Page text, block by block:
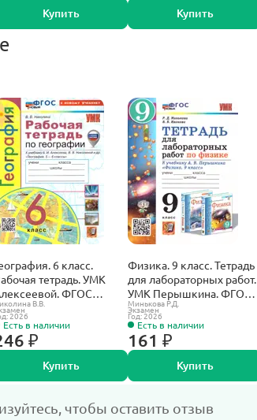
Купить Купить
6 класс.
тетрадь. УМК
ФГОС
(к новому
В.В.
2026
Есть в наличии
₽
Купить
Физика. 9 класс. Тетрадь
для лабораторных работ.
УМК Перышкина. ФГОС
Новый.
Минькова Р.Д.
Экзамен
Год: 2026
Есть в наличии
161 ₽
Купить
чтобы оставить отзыв